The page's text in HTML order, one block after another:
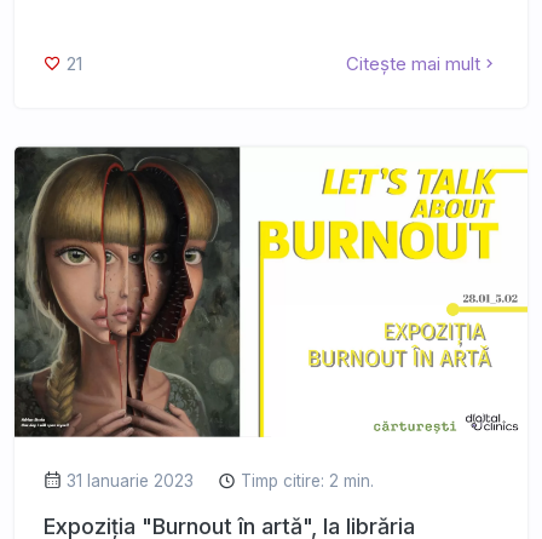
21 Citește mai mult
31 Ianuarie 2023 Timp citire: 2 min.
Expoziția "Burnout în artă", la librăria